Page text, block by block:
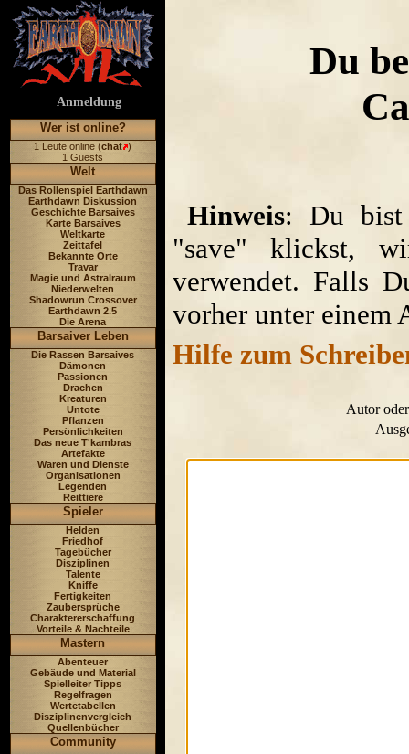
Anmeldung
Wer ist online?
1 Leute online (chat )
1 Guests
Welt
Das Rollenspiel Earthdawn
Earthdawn Diskussion
Geschichte Barsaives
Karte Barsaives
Weltkarte
Zeittafel
Bekannte Orte
Travar
Magie und Astralraum
Niederwelten
Shadowrun Crossover
Earthdawn 2.5
Die Arena
Barsaiver Leben
Die Rassen Barsaives
Dämonen
Passionen
Drachen
Kreaturen
Untote
Pflanzen
Persönlichkeiten
Das neue T'kambras
Artefakte
Waren und Dienste
Organisationen
Legenden
Reittiere
Spieler
Helden
Friedhof
Tagebücher
Disziplinen
Talente
Kniffe
Fertigkeiten
Zaubersprüche
Charaktererschaffung
Vorteile & Nachteile
Mastern
Abenteuer
Gebäude und Material
Spielleiter Tipps
Regelfragen
Wertetabellen
Disziplinenvergleich
Quellenbücher
Community
Du
Hinweis: Du bist
"save" klickst,
verwendet. Falls
vorher unter einem
Hilfe zum
Autor